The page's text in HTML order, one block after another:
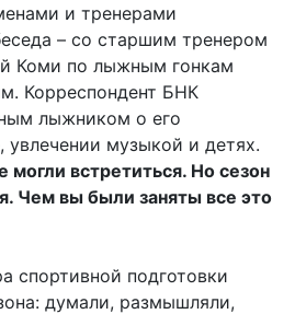
и тренерами
– со старшим тренером
Коми по лыжным гонкам
Корреспондент БНК
лыжником о его
увлечении музыкой и детях.
встретиться. Но сезон
Чем вы были заняты все это
спортивной подготовки
думали, размышляли,